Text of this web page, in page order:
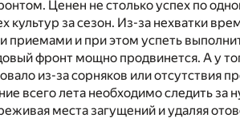
Ценен не столько успех по
культур за сезон. Из-за нехватки
приемами и при этом успеть
фронт мощно продвинется. А у
из-за сорняков или отсутствия
всего лета необходимо следить
места загущений и удаляя